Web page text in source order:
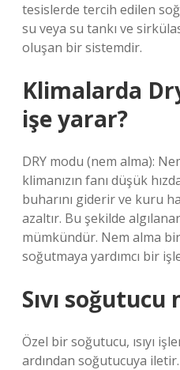
tesislerde tercih edilen
su veya su tankı ve
oluşan bir sistemdir.
Klimalarda
işe yarar?
DRY modu (nem alma):
klimanızın fanı düşük
buharını giderir ve kuru
azaltır. Bu şekilde
mümkündür. Nem alma
soğutmaya yardımcı bir
Sıvı
Özel bir soğutucu, ısıyı
ardından soğutucuya iletir.